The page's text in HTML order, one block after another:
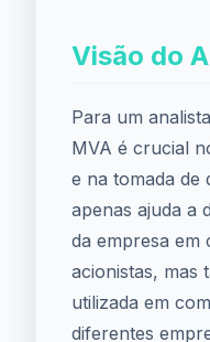
Visão do
Para um
MVA é crucial
e na tomada de
apenas ajuda a
da empresa em
acionistas, mas
utilizada em
diferentes